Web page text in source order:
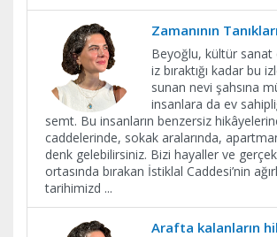
Zamanının Tanıkları
Beyoğlu, kültür sanat
iz bıraktığı kadar bu
sunan nevi şahsına
insanlara da ev
semt. Bu insanların benzersiz
caddelerinde, sokak aralarında,
denk gelebilirsiniz. Bizi hayaller ve
ortasında bırakan İstiklal Caddesi’nin
tarihimizd ...
Arafta kalanların